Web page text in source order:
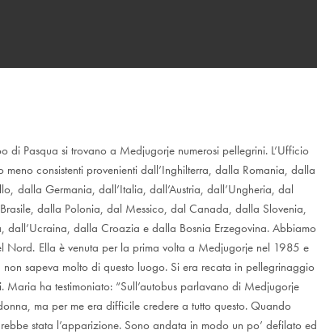
di Pasqua si trovano a Medjugorje numerosi pellegrini. L’Ufficio
consistenti provenienti dall’Inghilterra, dalla Romania, dalla
dalla Germania, dall’Italia, dall’Austria, dall’Ungheria, dal
dalla Polonia, dal Messico, dal Canada, dalla Slovenia,
dalla Croazia e dalla Bosnia Erzegovina. Abbiamo
Nord. Ella è venuta per la prima volta a Medjugorje nel 1985 e
sapeva molto di questo luogo. Si era recata in pellegrinaggio
ha testimoniato: “Sull’autobus parlavano di Medjugorje
ma per me era difficile credere a tutto questo. Quando
stata l’apparizione. Sono andata in modo un po’ defilato ed